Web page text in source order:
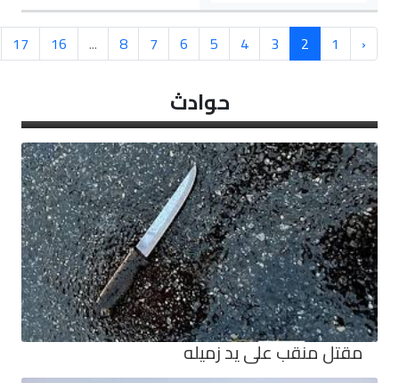
حوادث
مقتل منقب على يد زميله
1
2
3
4
5
6
7
8
...
16
17
›